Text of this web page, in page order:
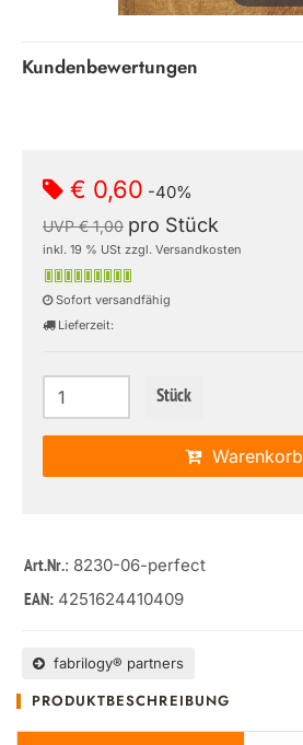
Kundenbewertungen
€ 0,60 -40%
UVP € 1,00 pro Stück
inkl. 19 % USt zzgl. Versandkosten
Sofort versandfähig
Lieferzeit:
Stück
Warenkorb
Art.Nr.: 8230-06-perfect
EAN: 4251624410409
fabrilogy® partners
PRODUKTBESCHREIBUNG